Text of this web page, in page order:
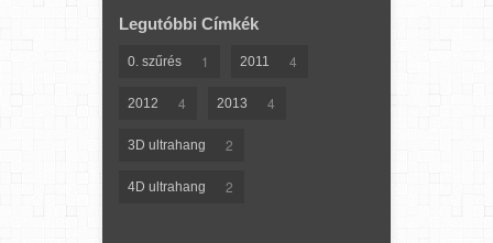
Legutóbbi Címkék
0. szűrés 1 2011 4
2012 4 2013 4
3D ultrahang 2
4D ultrahang 2